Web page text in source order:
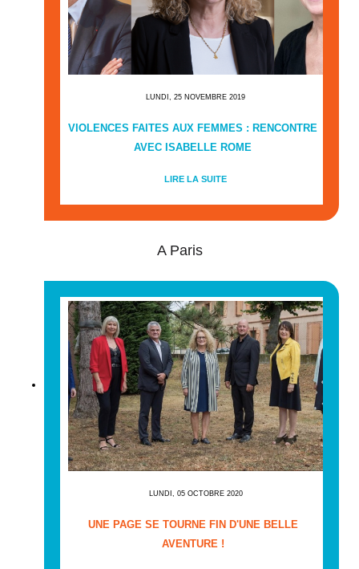
LUNDI, 25 NOVEMBRE 2019
VIOLENCES FAITES AUX FEMMES : RENCONTRE
AVEC ISABELLE ROME
LIRE LA SUITE
A Paris
LUNDI, 05 OCTOBRE 2020
UNE PAGE SE TOURNE FIN D'UNE BELLE
AVENTURE !